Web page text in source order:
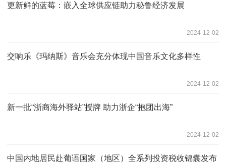
更新鲜的蓝莓：嵌入全球供应链助力秘鲁经济发展
2024-12-02
交响乐《玛纳斯》音乐会充分体现中国音乐文化多样性
2024-12-02
新一批“浙商海外驿站”授牌 助力浙企“抱团出海”
2024-12-02
中国内地居民赴葡语国家（地区）全系列投资税收锦囊发布